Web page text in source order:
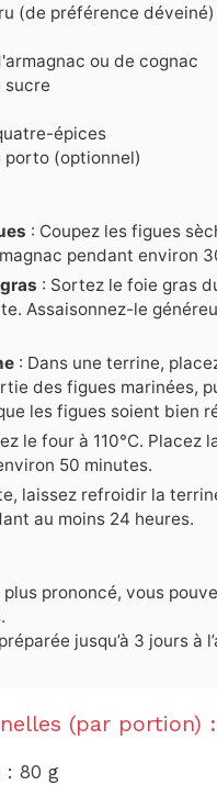
(de préférence déveiné)
ou de cognac
sucre
épices
porto (optionnel)
: Coupez les figues
pendant environ
: Sortez le foie gras
Assaisonnez-le
: Dans une terrine,
des figues marinées,
les figues soient bien
le four à 110°C. Placez
50 minutes.
laissez refroidir la
au moins 24 heures.
prononcé, vous
jusqu’à 3 jours à
(par portion) :
: 80 g